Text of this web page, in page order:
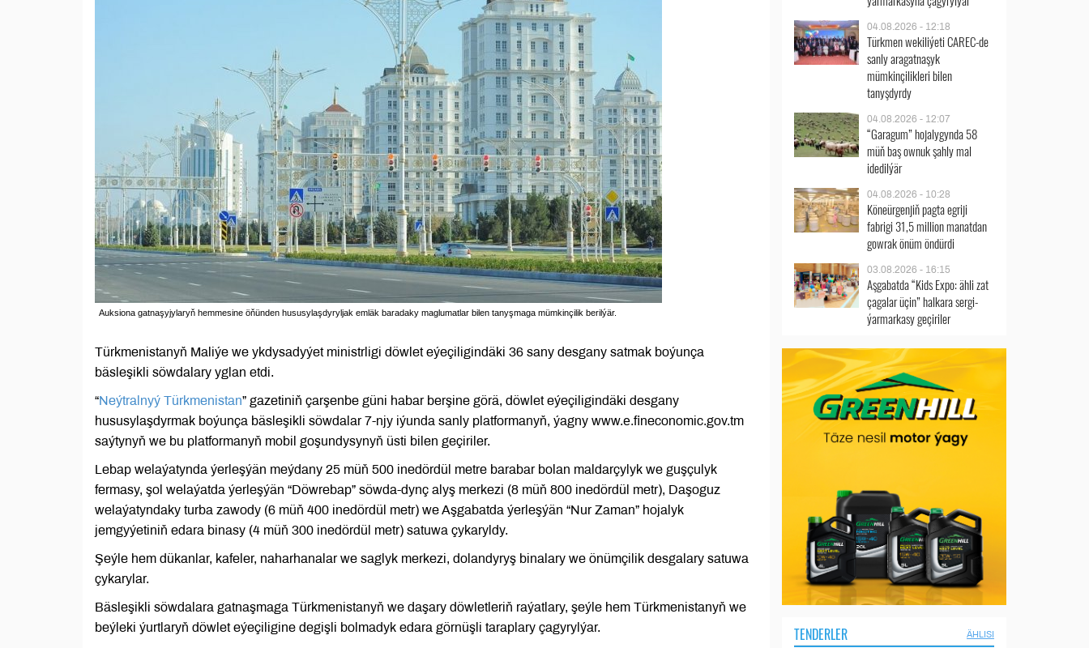
Auksiona gatnaşyjylaryň hemmesine öňünden hususylaşdyryljak emläk baradaky maglumatlar bilen tanyşmaga mümkinçilik berilýär.
Türkmenistanyň Maliýe we ykdysadyýet ministrligi döwlet eýeçiligindäki 36 sany desgany satmak boýunça
bäsleşikli söwdalary yglan etdi.
“Neýtralnyý Türkmenistan” gazetiniň çarşenbe güni habar berşine görä, döwlet eýeçiligindäki desgany
hususylaşdyrmak boýunça bäsleşikli söwdalar 7-njy iýunda sanly platformanyň, ýagny www.е.fineconomic.gov.tm
saýtynyň we bu platformanyň mobil goşundysynyň üsti bilen geçiriler.
Lebap welaýatynda ýerleşýän meýdany 25 müň 500 inedördül metre barabar bolan maldarçylyk we guşçulyk
fermasy, şol welaýatda ýerleşýän “Döwrebap” söwda-dynç alyş merkezi (8 müň 800 inedördül metr), Daşoguz
welaýatyndaky turba zawody (6 müň 400 inedördül metr) we Aşgabatda ýerleşýän “Nur Zaman” hojalyk
jemgyýetiniň edara binasy (4 müň 300 inedördül metr) satuwa çykaryldy.
Şeýle hem dükanlar, kafeler, naharhanalar we saglyk merkezi, dolandyryş binalary we önümçilik desgalary satuwa
çykarylar.
Bäsleşikli söwdalara gatnaşmaga Türkmenistanyň we daşary döwletleriň raýatlary, şeýle hem Türkmenistanyň we
beýleki ýurtlaryň döwlet eýeçiligine degişli bolmadyk edara görnüşli taraplary çagyrylýar.
04.08.2026 - 12:18
Türkmen wekiliýeti CAREC-de
sanly aragatnaşyk
mümkinçilikleri bilen
tanyşdyrdy
04.08.2026 - 12:07
“Garagum” hojalygynda 58
müň baş ownuk şahly mal
idedilýär
04.08.2026 - 10:28
Köneürgenjiň pagta egriji
fabrigi 31,5 million manatdan
gowrak önüm öndürdi
03.08.2026 - 16:15
Aşgabatda “Kids Expo: ähli zat
çagalar üçin” halkara sergi-
ýarmarkasy geçiriler
TENDERLER ÄHLISI